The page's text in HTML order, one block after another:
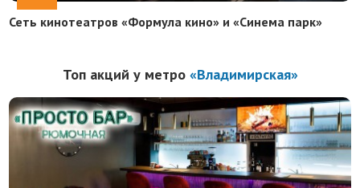
Сеть кинотеатров «Формула кино» и «Синема парк»
Топ акций у метро «Владимирская»